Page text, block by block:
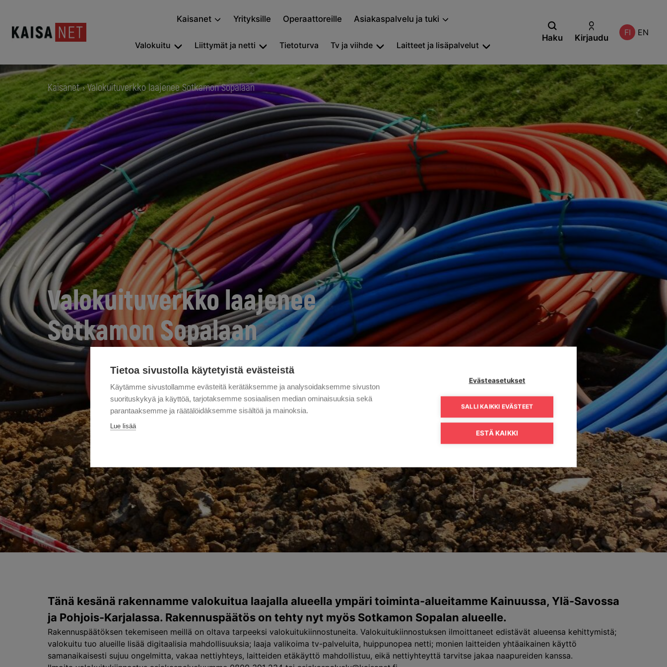
Kaisanet Yrityksille Operaattoreille Asiakaspalvelu ja tuki
Valokuitu Liittymät ja netti Tietoturva Tv ja viihde Laitteet ja lisäpalvelut
Haku Kirjaudu
FI EN
Kaisanet ›Valokuituverkko laajenee Sotkamon Sopalaan
Valokuituverkko laajenee
Sotkamon Sopalaan
Tänä kesänä rakennamme valokuitua laajalla alueella ympäri toiminta-alueitamme Kainuussa, Ylä-Savossa
ja Pohjois-Karjalassa. Rakennuspäätös on tehty nyt myös Sotkamon Sopalan alueelle.
Rakennuspäätöksen tekemiseen meillä on oltava tarpeeksi valokuitukiinnostuneita. Valokuitukiinnostuksen ilmoittaneet edistävät alueensa kehittymistä;
valokuitu tuo alueille lisää digitaalisia mahdollisuuksia; laaja valikoima tv-palveluita, huippunopea netti; monien laitteiden yhtäaikainen käyttö
samanaikaisesti sujuu ongelmitta, vakaa nettiyhteys, laitteiden etäkäyttö mahdollistuu, eikä nettiyhteyttä tarvitse jakaa naapureiden kanssa.
Tietoa sivustolla käytetyistä evästeistä
Käytämme sivustollamme evästeitä kerätäksemme ja analysoidaksemme sivuston
suorituskykyä ja käyttöä, tarjotaksemme sosiaalisen median ominaisuuksia sekä
parantaaksemme ja räätälöidäksemme sisältöä ja mainoksia.
Lue lisää
Evästeasetukset
SALLI KAIKKI EVÄSTEET
ESTÄ KAIKKI